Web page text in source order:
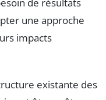
de résultats
une approche
impacts
existante des